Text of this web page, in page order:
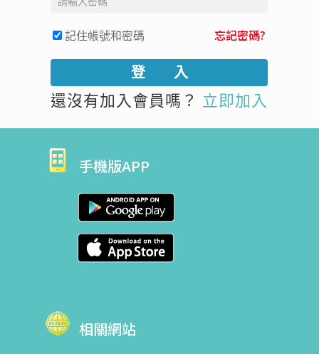
記住帳號和密碼 忘記密碼?
還沒有加入會員嗎？ 立即加入
手機版APP
相關網站